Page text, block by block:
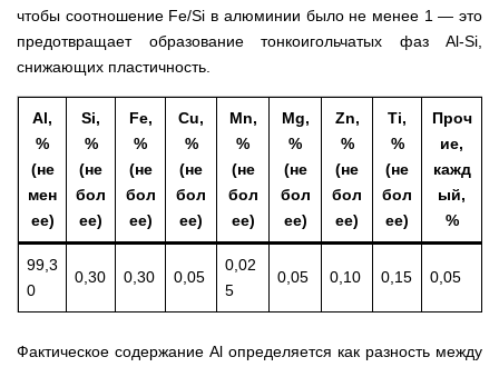
чтобы соотношение Fe/Si в алюминии было не менее 1 — это
предотвращает образование тонкоигольчатых фаз Al-Si,
снижающих пластичность.
Al,
%
(не
мен
ее)
Si,
%
(не
бол
ее)
Fe,
%
(не
бол
ее)
Cu,
%
(не
бол
ее)
Mn,
%
(не
бол
ее)
Mg,
%
(не
бол
ее)
Zn,
%
(не
бол
ее)
Ti,
%
(не
бол
ее)
Проч
ие,
кажд
ый,
%
99,3
0
0,30 0,30 0,05
0,02
5
0,05 0,10 0,15 0,05
Фактическое содержание Al определяется как разность между